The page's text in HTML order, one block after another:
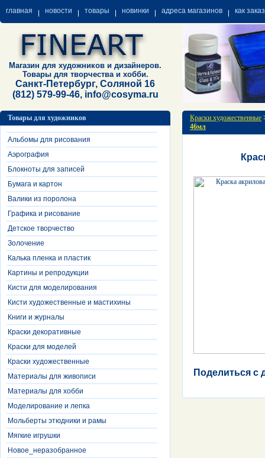
главная новости товары новинки адреса магазинов как
Магазин для художников и дизайнеров.
Товары для творчества и хобби.
Санкт-Петербург, Соляной 16
(812) 579-99-46, info@cosyma.ru
Товары для художников
Альбомы для рисования
Аэрография
Блокноты для записей
Бумага и картон
Валики из поролона
Графика и рисование
Детское творчество
Золочение
Калька пленка и пластик
Картины и репродукции
Кисти для моделирования
Кисти художественные и мастихины
Книги и журналы
Краски декоративные
Краски для моделей
Краски художественные
Материалы для живописи
Материалы для хобби
Моделирование и лепка
Мольберты этюдники и рамы
Мягкие игрушки
Новое_неразобранное
Краски художественные
46мл
Поделиться с